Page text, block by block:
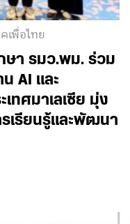
เพื่อไทย
ษา รมว.พม. ร่วม
AI และ
ทศมาเลเซีย มุ่ง
รเรียนรู้และพัฒนา